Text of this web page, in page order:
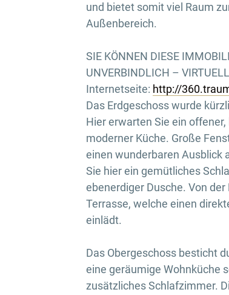
und bietet somit viel Raum
Außenbereich.
SIE KÖNNEN DIESE
UNVERBINDLICH –
Internetseite: http://
Das Erdgeschoss wurde
Hier erwarten Sie ein
moderner Küche. Große
einen wunderbaren Ausblick
Sie hier ein gemütliches
ebenerdiger Dusche. Von
Terrasse, welche einen
einlädt.
Das Obergeschoss besticht
eine geräumige Wohnküche
zusätzliches Schlafzimmer.